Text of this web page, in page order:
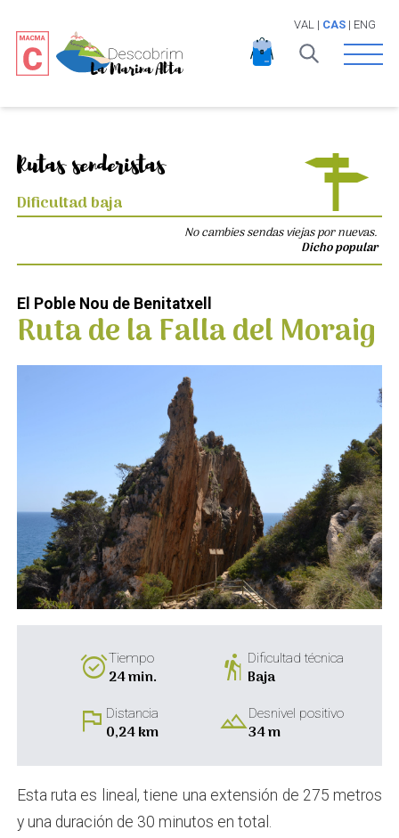
VAL | CAS| ENG
Open
Rutas senderistas
Dificultad baja
No cambies sendas viejas por nuevas.
Dicho popular
El Poble Nou de Benitatxell
Ruta de la Falla del Moraig
alarm_onTiempo
24 min. hikingDificultad técnica
Baja
flag Distancia
0,24 km landscapeDesnivel positivo
34 m
Esta ruta es lineal, tiene una extensión de 275 metros
y una duración de 30 minutos en total.